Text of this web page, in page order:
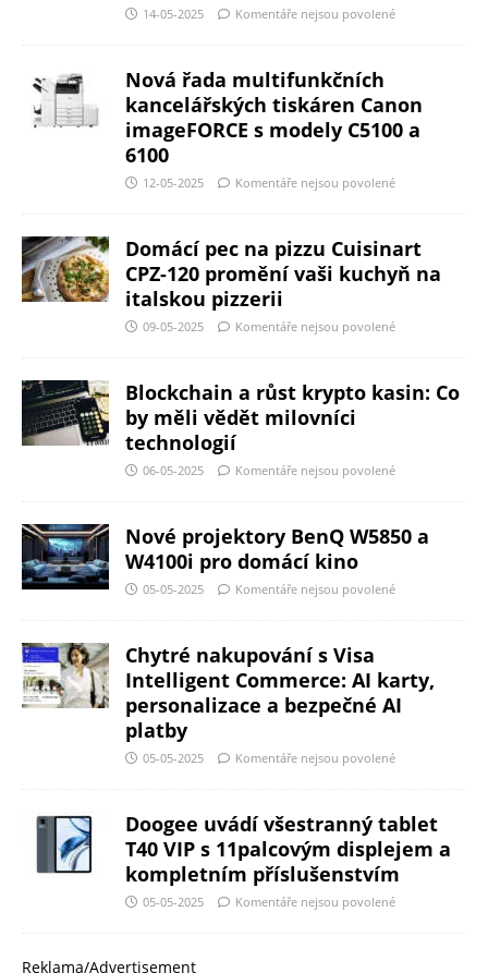
14-05-2025 Komentáře nejsou povolené
Nová řada multifunkčních
kancelářských tiskáren Canon
imageFORCE s modely C5100 a
6100
12-05-2025 Komentáře nejsou povolené
Domácí pec na pizzu Cuisinart
CPZ-120 promění vaši kuchyň na
italskou pizzerii
09-05-2025 Komentáře nejsou povolené
Blockchain a růst krypto kasin: Co
by měli vědět milovníci
technologií
06-05-2025 Komentáře nejsou povolené
Nové projektory BenQ W5850 a
W4100i pro domácí kino
05-05-2025 Komentáře nejsou povolené
Chytré nakupování s Visa
Intelligent Commerce: AI karty,
personalizace a bezpečné AI
platby
05-05-2025 Komentáře nejsou povolené
Doogee uvádí všestranný tablet
T40 VIP s 11palcovým displejem a
kompletním příslušenstvím
05-05-2025 Komentáře nejsou povolené
Reklama/Advertisement